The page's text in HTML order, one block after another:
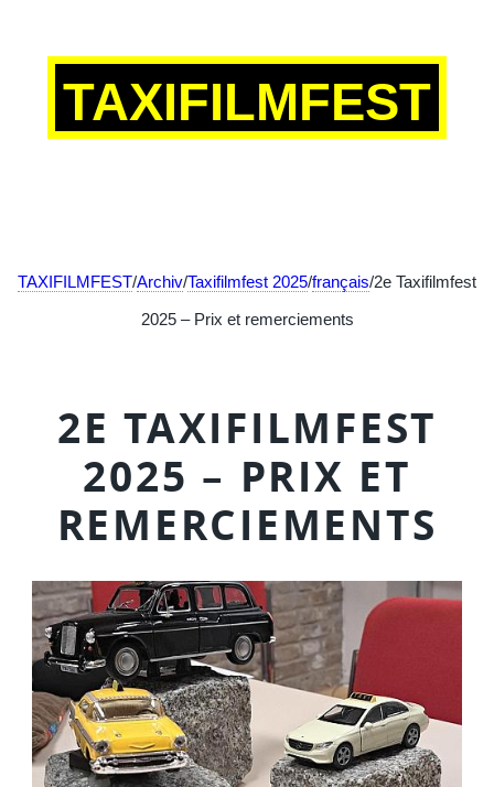
TAXIFILMFEST
TAXIFILMFEST/Archiv/Taxifilmfest 2025/français/2e Taxifilmfest
2025 – Prix et remerciements
2E TAXIFILMFEST
2025 – PRIX ET
REMERCIEMENTS